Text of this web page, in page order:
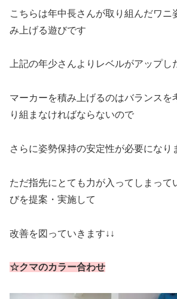
こちらは年中長さんが取り組んだワニ
み上げる遊びです
上記の年少さんよりレベルがアップし
マーカーを積み上げるのはバランスを
り組まなければならないので
さらに姿勢保持の安定性が必要になり
ただ指先にとても力が入ってしまって
びを提案・実施して
改善を図っていきます↓↓
☆クマのカラー合わせ